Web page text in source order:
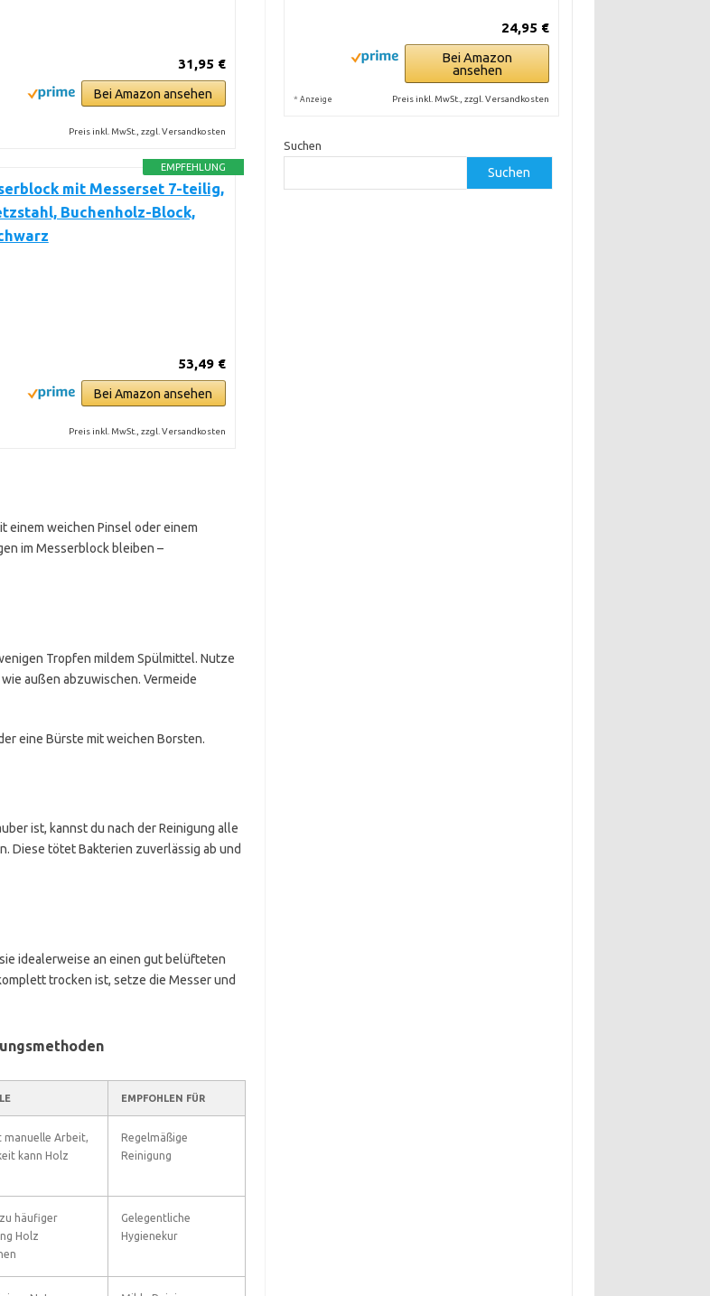
31,95 €
Bei Amazon ansehen
Preis inkl. MwSt., zzgl. Versandkosten
EMPFEHLUNG
mit Messerset 7-teilig,
Buchenholz-Block,
53,49 €
Bei Amazon ansehen
Preis inkl. MwSt., zzgl. Versandkosten
einem weichen Pinsel oder einem
im Messerblock bleiben –
Tropfen mildem Spülmittel. Nutze
außen abzuwischen. Vermeide
eine Bürste mit weichen Borsten.
ist, kannst du nach der Reinigung alle
Diese tötet Bakterien zuverlässig ab und
idealerweise an einen gut belüfteten
trocken ist, setze die Messer und
EMPFOHLEN FÜR
Arbeit,
kann Holz
Regelmäßige
Reinigung
häufiger
Holz
Gelegentliche
Hygienekur
24,95 €
Bei Amazon
ansehen
* Anzeige Preis inkl. MwSt., zzgl. Versandkosten
Suchen
Suchen